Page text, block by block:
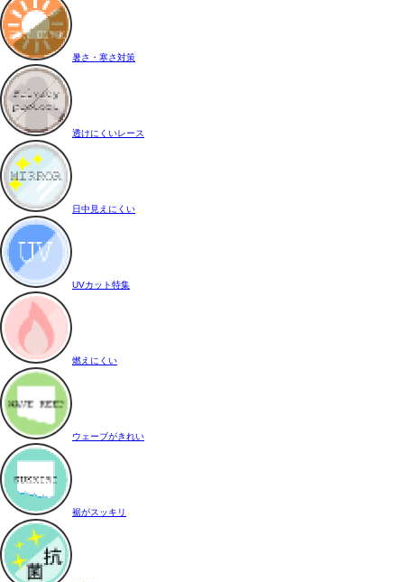
暑さ・寒さ対策
透けにくいレース
日中見えにくい
UVカット特集
燃えにくい
ウェーブがきれい
裾がスッキリ